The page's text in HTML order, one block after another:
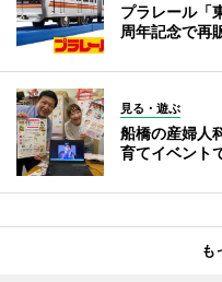
プラレール
周年記念で再
見る・遊ぶ
船橋の産婦人
育てイベント
も